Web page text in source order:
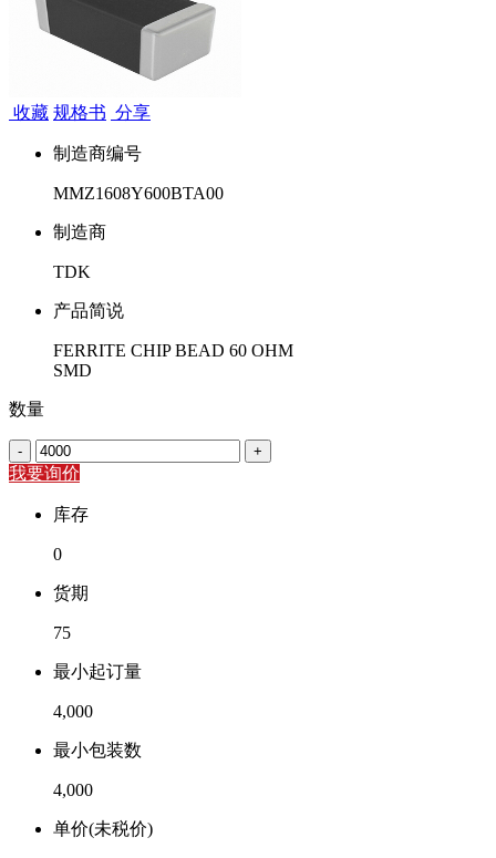
收藏 规格书 分享
制造商编号
MMZ1608Y600BTA00
制造商
TDK
产品简说
FERRITE CHIP BEAD 60 OHM
SMD
数量
- +
我要询价
库存
0
货期
75
最小起订量
4,000
最小包装数
4,000
单价(未税价)